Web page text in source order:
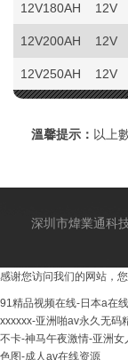
12V180AH 12V
12V200AH 12V
12V250AH 12V
溫馨提示： 以上
深圳市煒業通科
感谢您访问我们的网站，
91精品视频在线-日本a在
xxxxxx-亚洲啪av永久无码
不卡-神马午夜激情-亚洲
色图-成人av在线资源